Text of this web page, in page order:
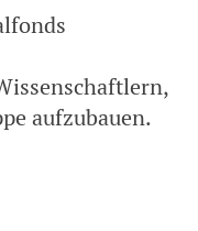
aufzubauen.